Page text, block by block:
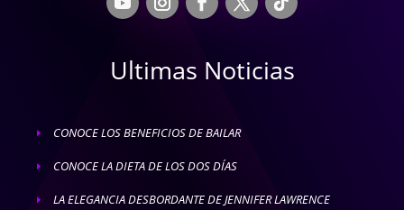
Ultimas Noticias
E CONOCE LOS BENEFICIOS DE BAILAR
E CONOCE LA DIETA DE LOS DOS DÍAS
E LA ELEGANCIA DESBORDANTE DE JENNIFER LAWRENCE